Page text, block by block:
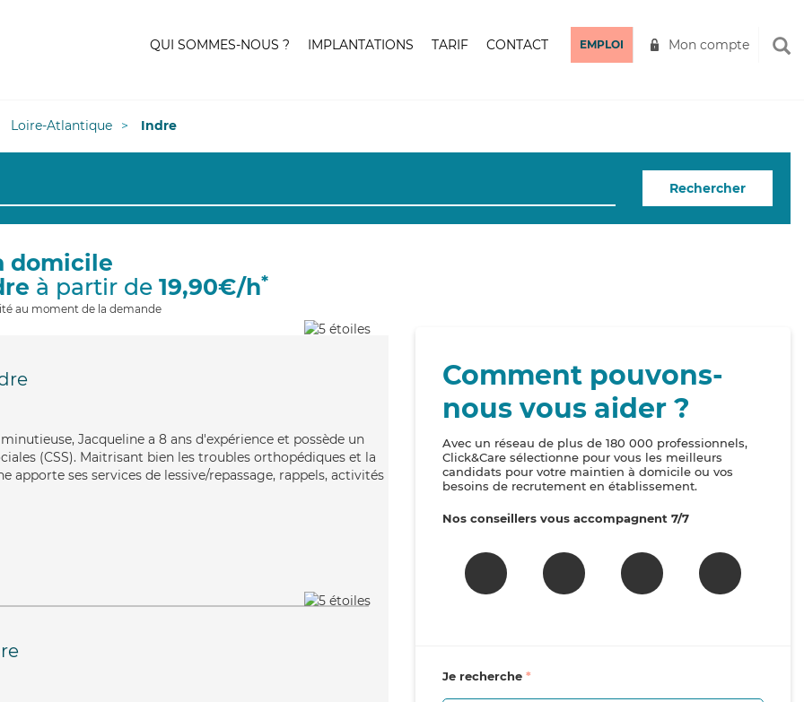
QUI SOMMES-NOUS ? IMPLANTATIONS TARIF CONTACT EMPLOI Mon compte
Loire-Atlantique Indre
Rechercher
domicile
à partir de 19,90€/h*
au moment de la demande
Jacqueline a 8 ans d'expérience et possède un
(CSS). Maitrisant bien les troubles orthopédiques et la
apporte ses services de lessive/repassage, rappels, activités
Comment pouvons-
nous vous aider ?
Avec un réseau de plus de 180 000 professionnels,
Click&Care sélectionne pour vous les meilleurs
candidats pour votre maintien à domicile ou vos
besoins de recrutement en établissement.
Nos conseillers vous accompagnent 7/7
Je recherche